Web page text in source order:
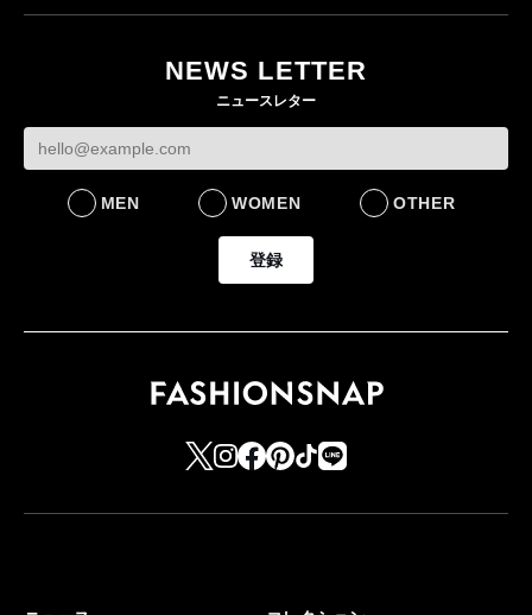
ケットなど7型を発売
をラインナップ
NEWS LETTER
ニュースレター
MEN WOMEN OTHER
登録